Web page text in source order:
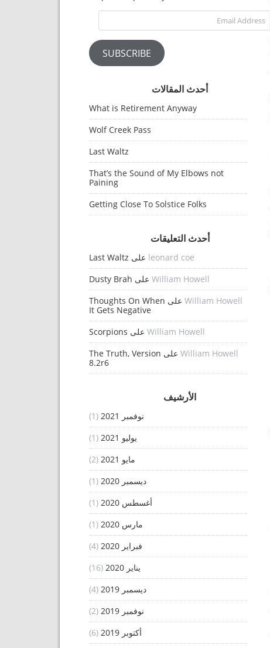
SUBSCRIBE
أحدث المقالات
What is Retirement Anyway
Wolf Creek Pass
Last Waltz
That’s the Sound of My Elbows not
Paining
Getting Close To Solstice Folks
أحدث التعليقات
leonard coe على Last Waltz
William Howell على Dusty Brah
William Howell على Thoughts On When
It Gets Negative
William Howell على Scorpions
William Howell على The Truth, Version
8.2r6
الأرشيف
نوفمبر 2021
(1)
يوليو 2021
(1)
مايو 2021
(2)
ديسمبر 2020
(1)
أغسطس 2020
(1)
مارس 2020
(1)
فبراير 2020
(4)
يناير 2020
(16)
ديسمبر 2019
(4)
نوفمبر 2019
(2)
أكتوبر 2019
(6)